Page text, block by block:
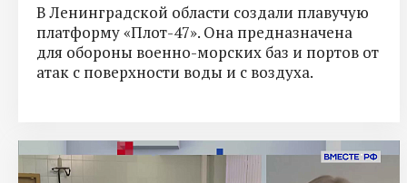
В Ленинградской области создали плавучую
платформу «Плот-47». Она предназначена
для обороны военно-морских баз и портов от
атак с поверхности воды и с воздуха.